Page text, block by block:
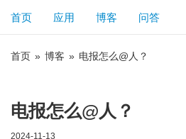
首页 应用 博客 问答
首页 » 博客 » 电报怎么@人？
电报怎么@人？
2024-11-13